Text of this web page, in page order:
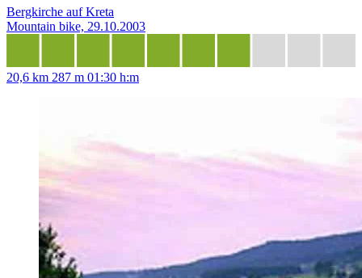
Bergkirche auf Kreta
Mountain bike, 29.10.2003
20,6 km 287 m 01:30 h:m